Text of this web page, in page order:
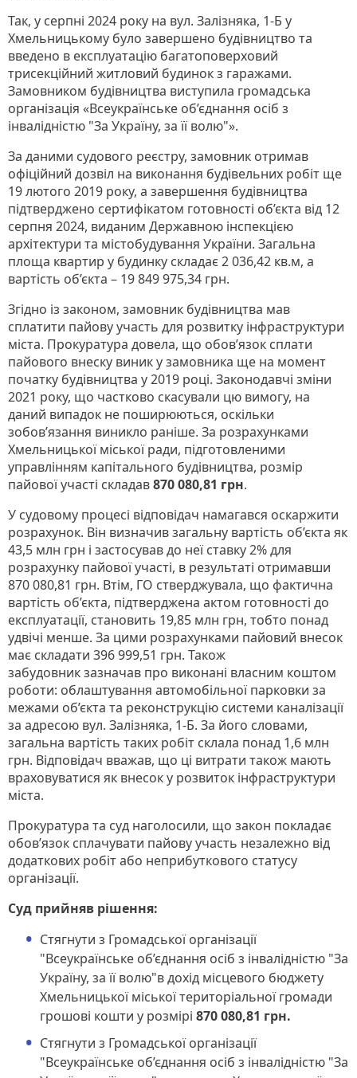
Так, у серпні 2024 року на вул. Залізняка, 1-Б у
Хмельницькому було завершено будівництво та
введено в експлуатацію багатоповерховий
трисекційний житловий будинок з гаражами.
Замовником будівництва виступила громадська
організація «Всеукраїнське об’єднання осіб з
інвалідністю "За Україну, за її волю"».
За даними судового реєстру, замовник отримав
офіційний дозвіл на виконання будівельних робіт ще
19 лютого 2019 року, а завершення будівництва
підтверджено сертифікатом готовності об’єкта від 12
серпня 2024, виданим Державною інспекцією
архітектури та містобудування України. Загальна
площа квартир у будинку складає 2 036,42 кв.м, а
вартість об’єкта – 19 849 975,34 грн.
Згідно із законом, замовник будівництва мав
сплатити пайову участь для розвитку інфраструктури
міста. Прокуратура довела, що обов’язок сплати
пайового внеску виник у замовника ще на момент
початку будівництва у 2019 році. Законодавчі зміни
2021 року, що частково скасували цю вимогу, на
даний випадок не поширюються, оскільки
зобов’язання виникло раніше. За розрахунками
Хмельницької міської ради, підготовленими
управлінням капітального будівництва, розмір
пайової участі складав870 080,81 грн.
У судовому процесі відповідач намагався оскаржити
розрахунок. Він визначив загальну вартість об’єкта як
43,5 млн грн і застосував до неї ставку 2% для
розрахунку пайової участі, в результаті отримавши
870 080,81 грн. Втім, ГО стверджувала, що фактична
вартість об’єкта, підтверджена актом готовності до
експлуатації, становить 19,85 млн грн, тобто понад
удвічі менше. За цими розрахунками пайовий внесок
має складати 396 999,51 грн. Також
забудовник зазначав про виконані власним коштом
роботи: облаштування автомобільної парковки за
межами об’єкта та реконструкцію системи каналізації
за адресою вул. Залізняка, 1-Б. За його словами,
загальна вартість таких робіт склала понад 1,6 млн
грн. Відповідач вважав, що ці витрати також мають
враховуватися як внесок у розвиток інфраструктури
міста.
Прокуратура та суд наголосили, що закон покладає
обов’язок сплачувати пайову участь незалежно від
додаткових робіт або неприбуткового статусу
організації.
Суд прийняв рішення:
Стягнути з Громадської організації
"Всеукраїнське об’єднання осіб з інвалідністю "За
Україну, за її волю"в дохід місцевого бюджету
Хмельницької міської територіальної громади
грошові кошти у розмірі 870 080,81 грн.
Стягнути з Громадської організації
"Всеукраїнське об’єднання осіб з інвалідністю "За